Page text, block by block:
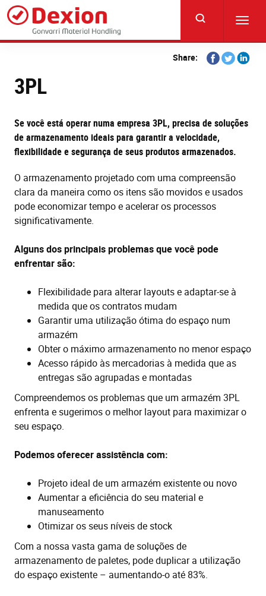
Skip
main
content
Share:
Share
on
Share
on
Share
3PL
Se você está operar numa empresa 3PL, precisa de soluções
de armazenamento ideais para garantir a velocidade,
flexibilidade e segurança de seus produtos armazenados.
O armazenamento projetado com uma compreensão
clara da maneira como os itens são movidos e usados
pode economizar tempo e acelerar os processos
significativamente.
Alguns dos principais problemas que você pode
enfrentar são:
Flexibilidade para alterar layouts e adaptar-se à
medida que os contratos mudam
Garantir uma utilização ótima do espaço num
armazém
Obter o máximo armazenamento no menor espaço
Acesso rápido às mercadorias à medida que as
entregas são agrupadas e montadas
Compreendemos os problemas que um armazém 3PL
enfrenta e sugerimos o melhor layout para maximizar o
seu espaço.
Podemos oferecer assistência com:
Projeto ideal de um armazém existente ou novo
Aumentar a eficiência do seu material e
manuseamento
Otimizar os seus níveis de stock
Com a nossa vasta gama de soluções de
armazenamento de paletes, pode duplicar a utilização
do espaço existente – aumentando-o até 83%.